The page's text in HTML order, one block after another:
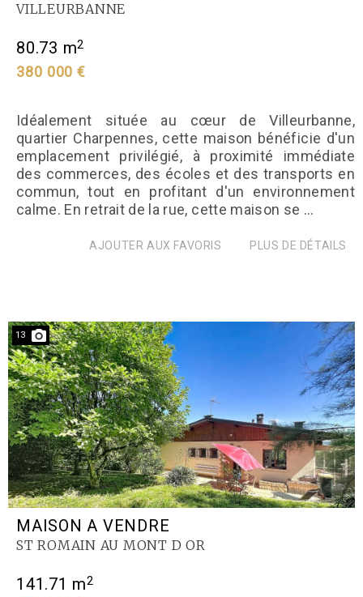
VILLEURBANNE
80.73 m2
380 000 €
Idéalement située au cœur de Villeurbanne,
quartier Charpennes, cette maison bénéficie d'un
emplacement privilégié, à proximité immédiate
des commerces, des écoles et des transports en
commun, tout en profitant d'un environnement
calme. En retrait de la rue, cette maison se ...
AJOUTER AUX FAVORIS PLUS DE DÉTAILS
13
MAISON A VENDRE
ST ROMAIN AU MONT D OR
141.71 m2